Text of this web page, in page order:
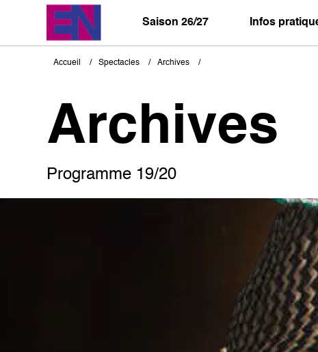
Saison 26/27 Infos
Fil
Accueil Spectacles Archives
Archives
Programme 19/20